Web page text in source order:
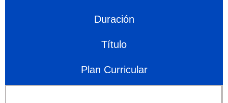
Duración
Título
Plan Curricular